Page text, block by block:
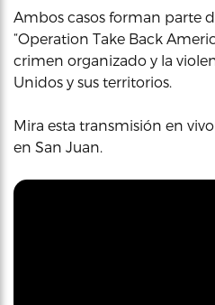
Ambos casos forman parte
“Operation Take Back
crimen organizado y la
Unidos y sus territorios.
Mira esta transmisión en
en San Juan.